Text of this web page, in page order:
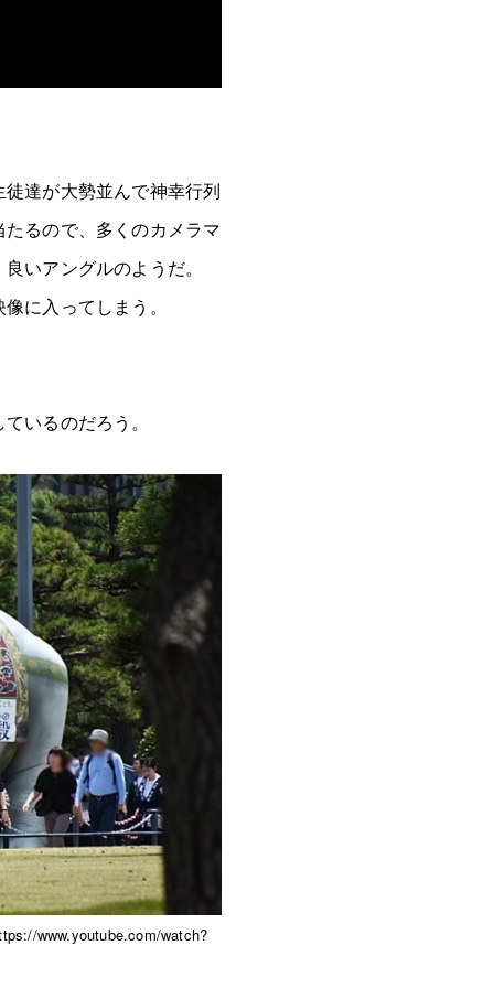
達が大勢並んで神幸行列
るので、多くのカメラマ
いアングルのようだ。
に入ってしまう。
いるのだろう。
www.youtube.com/watch?